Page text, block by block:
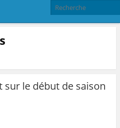
sur le début de saison